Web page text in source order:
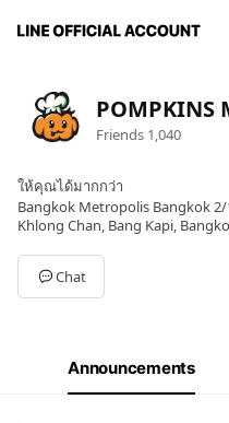
POMPKINS
Friends 1,040
ให้คุณได้มากกว่า
Bangkok Metropolis Bangkok
Khlong Chan, Bang Kapi,
Chat
Announcements